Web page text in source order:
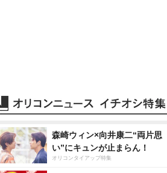
森崎ウィン×向井康二“両片思
い”にキュンが止まらん！
オリコンタイアップ特集